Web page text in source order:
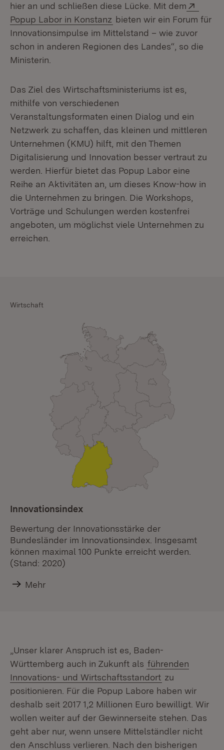
hier an und schließen diese Lücke. Mit dem
Popup Labor in Konstanz (Öffnet in neuem Fenster)
bieten wir ein Forum für
Innovationsimpulse im Mittelstand – wie zuvor
schon in anderen Regionen des Landes“, so die
Ministerin.
Das Ziel des Wirtschaftsministeriums ist es,
mithilfe von verschiedenen
Veranstaltungsformaten einen Dialog und ein
Netzwerk zu schaffen, das kleinen und mittleren
Unternehmen (KMU) hilft, mit den Themen
Digitalisierung und Innovation besser vertraut zu
werden. Hierfür bietet das Popup Labor eine
Reihe an Aktivitäten an, um dieses Know-how in
die Unternehmen zu bringen. Die Workshops,
Vorträge und Schulungen werden kostenfrei
angeboten, um möglichst viele Unternehmen zu
erreichen.
Wirtschaft
Innovationsindex
Bewertung der Innovationsstärke der
Bundesländer im Innovationsindex. Insgesamt
können maximal 100 Punkte erreicht werden.
(Stand: 2020)
Mehr
„Unser klarer Anspruch ist es, Baden-
Württemberg auch in Zukunft als führenden
Innovations- und Wirtschaftsstandort zu
positionieren. Für die Popup Labore haben wir
deshalb seit 2017 1,2 Millionen Euro bewilligt. Wir
wollen weiter auf der Gewinnerseite stehen. Das
geht aber nur, wenn unsere Mittelständler nicht
den Anschluss verlieren. Nach den bisherigen